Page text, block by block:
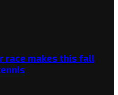
race makes this fall